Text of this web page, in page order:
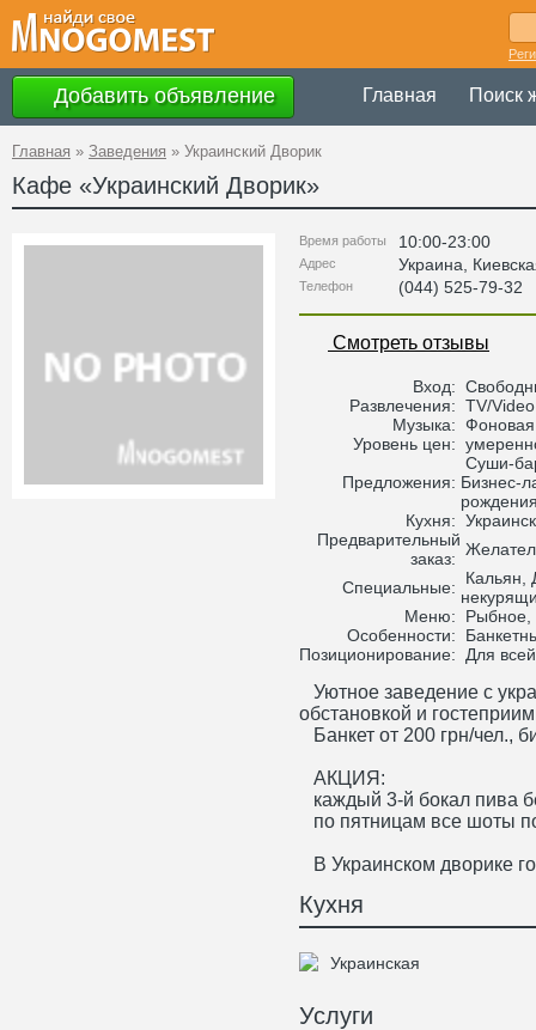
Добавить объявление Главная Поиск
Главная » Заведения » Украинский Дворик
Кафе «Украинский Дворик»
Время работы 10:00-23:00
Адрес Украина
Телефон (044) 525-79-32
Смотреть отзывы
Вход:
Развлечения: TV/Video
Музыка: Фоновая
Уровень цен:
Предложения:
Суши-
Бизнес-
Кухня:
Предварительный
заказ:
Специальные:
Кальян,
Меню:
Особенности:
Позиционирование:
Для
Уютное заведение с
обстановкой и
Банкет от 200 грн/чел.,
АКЦИЯ:
каждый 3-й бокал пива
по пятницам все шоты
В Украинском дворике
Кухня
Украинская
Услуги